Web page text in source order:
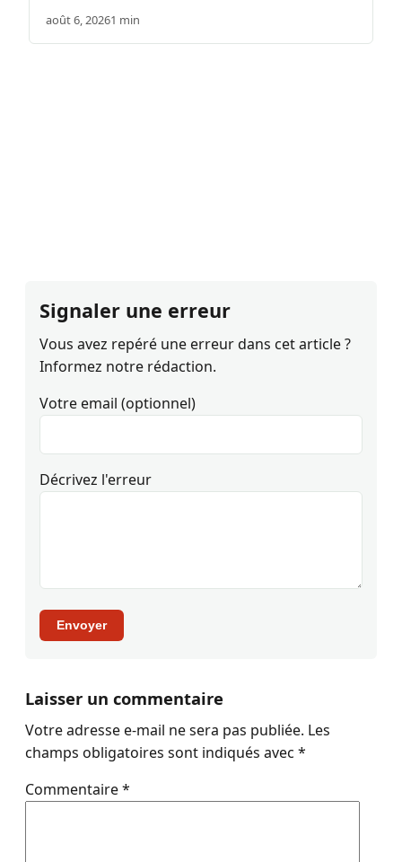
août 6, 20261 min
Signaler une erreur
Vous avez repéré une erreur dans cet article ?
Informez notre rédaction.
Votre email (optionnel)
Décrivez l'erreur
Envoyer
Laisser un commentaire
Votre adresse e-mail ne sera pas publiée. Les
champs obligatoires sont indiqués avec *
Commentaire*